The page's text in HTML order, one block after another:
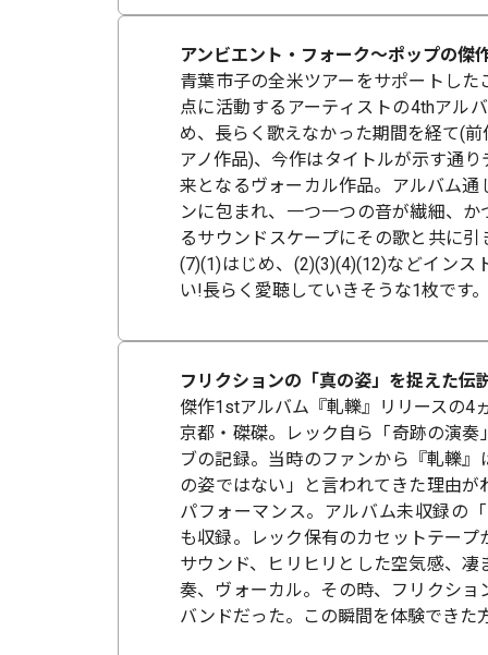
アンビエント・フォーク～ポップの傑
青葉市子の全米ツアーをサポートした
点に活動するアーティストの4thアル
め、長らく歌えなかった期間を経て(
アノ作品)、今作はタイトルが示す通
来となるヴォーカル作品。アルバム通
ンに包まれ、一つ一つの音が繊細、
るサウンドスケープにその歌と共に
(7)(1)はじめ、(2)(3)(4)(12)などインス
い!長らく愛聴していきそうな1枚です。
フリクションの「真の姿」を捉えた伝
傑作1stアルバム『軋轢』リリースの4
京都・磔磔。レック自ら「奇跡の演奏
ブの記録。当時のファンから『軋轢
の姿ではない」と言われてきた理由が
パフォーマンス。アルバム未収録の
も収録。レック保有のカセットテープ
サウンド、ヒリヒリとした空気感、凄
奏、ヴォーカル。その時、フリクショ
バンドだった。この瞬間を体験できた